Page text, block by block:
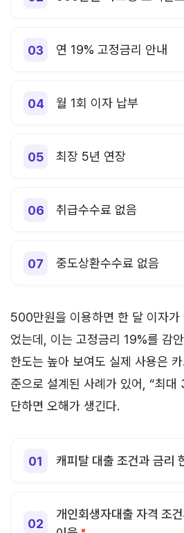
연 19% 고정금리 안내
월 1회 이자 납부
최장 5년 연장
취급수수료 없음
중도상환수수료 없음
500만원을 이용하면 한 달 이자가
었는데, 이는 고정금리 19%를 감
한도는 높아 보여도 실제 사용은
준으로 설계된 사례가 있어, “최
단하면 오해가 생긴다.
캐피탈 대출 조건과 금리
개인회생자대출 자격 조